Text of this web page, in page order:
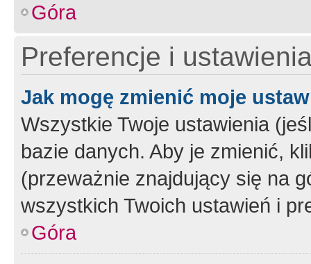
Góra
Preferencje i
Jak mogę zmienić moje
Wszystkie Twoje ustawienia
bazie danych. Aby je zmienić,
(przeważnie znajdujący się na
wszystkich Twoich ustawień i
Góra